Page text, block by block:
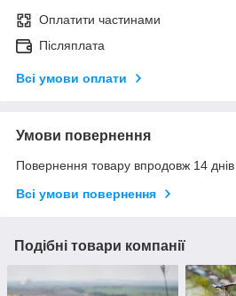
Оплатити частинами
Післяплата
Всі умови оплати
Умови повернення
Повернення товару впродовж 14
Всі умови повернення
Подібні товари компанії